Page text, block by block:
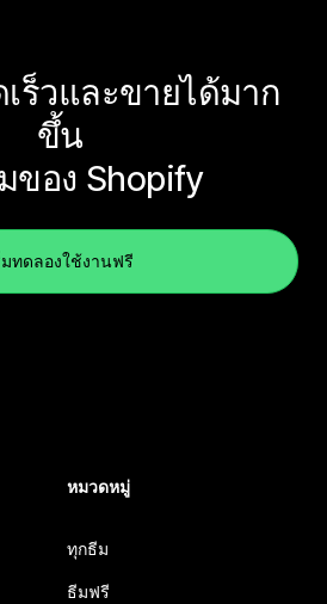
เร็วและขายได้มาก
ขึ้น
ของ Shopify
มทดลองใช้งานฟรี
หมวดหมู่
ทุกธีม
ธีมฟรี